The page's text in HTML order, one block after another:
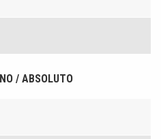
/ ABSOLUTO